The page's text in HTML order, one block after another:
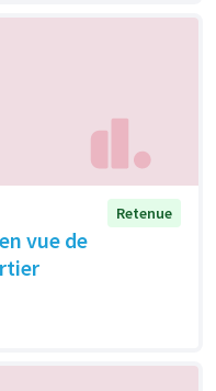
vue de
Retenue